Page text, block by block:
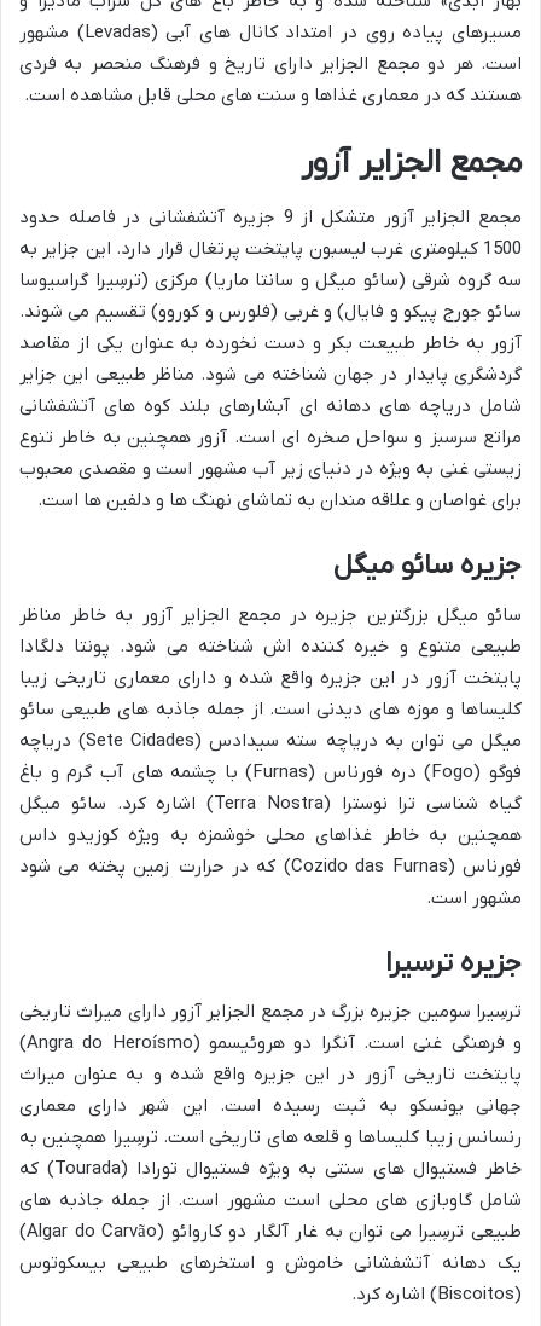
مسیرهای پیاده روی در امتداد کانال های آبی (Levadas) مشهور
است. هر دو مجمع الجزایر دارای تاریخ و فرهنگ منحصر به فردی
هستند که در معماری غذاها و سنت های محلی قابل مشاهده است.
مجمع الجزایر آزور
مجمع الجزایر آزور متشکل از 9 جزیره آتشفشانی در فاصله حدود
1500 کیلومتری غرب لیسبون پایتخت پرتغال قرار دارد. این جزایر به
سه گروه شرقی (سائو میگل و سانتا ماریا) مرکزی (ترسِیرا گراسیوسا
سائو جورج پیکو و فایال) و غربی (فلورس و کوروو) تقسیم می شوند.
آزور به خاطر طبیعت بکر و دست نخورده به عنوان یکی از مقاصد
گردشگری پایدار در جهان شناخته می شود. مناظر طبیعی این جزایر
شامل دریاچه های دهانه ای آبشارهای بلند کوه های آتشفشانی
مراتع سرسبز و سواحل صخره ای است. آزور همچنین به خاطر تنوع
زیستی غنی به ویژه در دنیای زیر آب مشهور است و مقصدی محبوب
برای غواصان و علاقه مندان به تماشای نهنگ ها و دلفین ها است.
جزیره سائو میگل
سائو میگل بزرگترین جزیره در مجمع الجزایر آزور به خاطر مناظر
طبیعی متنوع و خیره کننده اش شناخته می شود. پونتا دلگادا
پایتخت آزور در این جزیره واقع شده و دارای معماری تاریخی زیبا
کلیساها و موزه های دیدنی است. از جمله جاذبه های طبیعی سائو
میگل می توان به دریاچه سته سیدادس (Sete Cidades) دریاچه
فوگو (Fogo) دره فورناس (Furnas) با چشمه های آب گرم و باغ
گیاه شناسی ترا نوسترا (Terra Nostra) اشاره کرد. سائو میگل
همچنین به خاطر غذاهای محلی خوشمزه به ویژه کوزیدو داس
فورناس (Cozido das Furnas) که در حرارت زمین پخته می شود
مشهور است.
جزیره ترسیرا
ترسِیرا سومین جزیره بزرگ در مجمع الجزایر آزور دارای میراث تاریخی
و فرهنگی غنی است. آنگرا دو هروئیسمو (Angra do Heroísmo)
پایتخت تاریخی آزور در این جزیره واقع شده و به عنوان میراث
جهانی یونسکو به ثبت رسیده است. این شهر دارای معماری
رنسانس زیبا کلیساها و قلعه های تاریخی است. ترسِیرا همچنین به
خاطر فستیوال های سنتی به ویژه فستیوال تورادا (Tourada) که
شامل گاوبازی های محلی است مشهور است. از جمله جاذبه های
طبیعی ترسِیرا می توان به غار آلگار دو کاروائو (Algar do Carvão)
یک دهانه آتشفشانی خاموش و استخرهای طبیعی بیسکوتوس
(Biscoitos) اشاره کرد.